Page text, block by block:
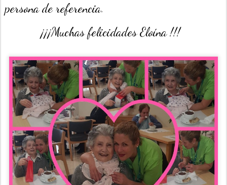
persona de referencia.
¡¡¡Muchas felicidades Eloína !!!